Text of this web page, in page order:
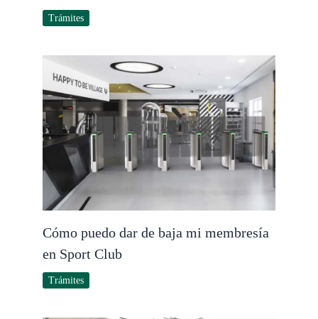
Trámites
Cómo puedo dar de baja mi membresía
en Sport Club
Trámites